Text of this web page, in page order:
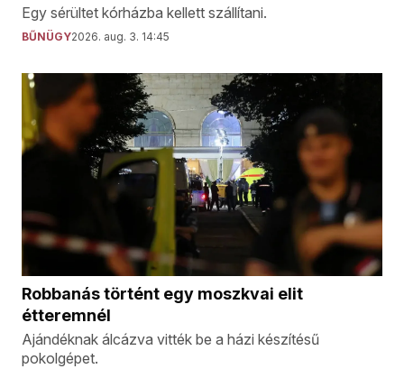
Egy sérültet kórházba kellett szállítani.
BŰNÜGY2026. aug. 3. 14:45
Robbanás történt egy moszkvai elit
étteremnél
Ajándéknak álcázva vitték be a házi készítésű
pokolgépet.